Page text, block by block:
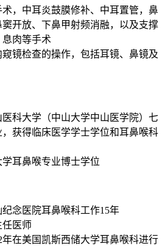
，中耳炎鼓膜修补、中耳置管，鼻
开放、下鼻甲射频消融，以及支撑
肉等手术
镜检查的操作，包括耳镜、鼻镜及
医科大学（中山大学中山医学院）七
获得临床医学学士学位和耳鼻喉科
耳鼻喉专业博士学位
念医院耳鼻喉科工作15年
任医师
年在美国凯斯西储大学耳鼻喉科进行